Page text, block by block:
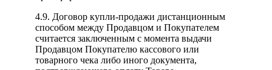
4.9. Договор купли-продажи дистанционным
способом между Продавцом и Покупателем
считается заключенным с момента выдачи
Продавцом Покупателю кассового или
товарного чека либо иного документа,